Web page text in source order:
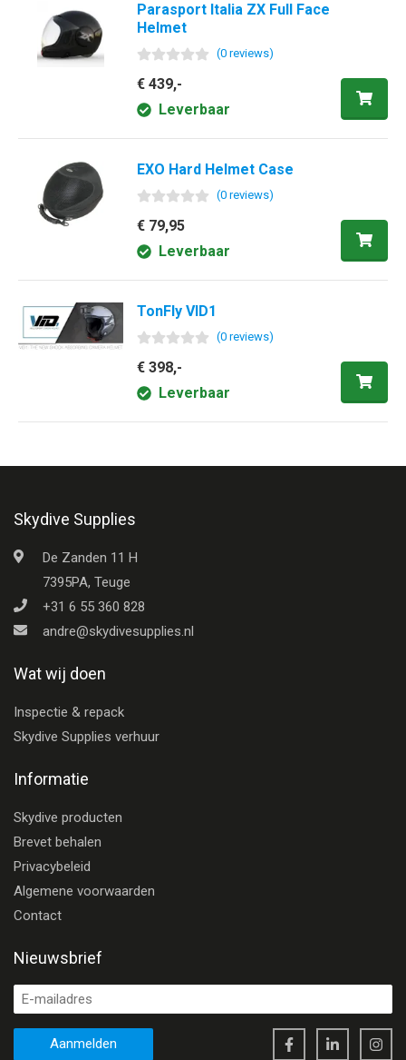
Parasport Italia ZX Full Face
Helmet
(0reviews)
€ 439,-
Leverbaar
EXO Hard Helmet Case
(0reviews)
€ 79,95
Leverbaar
TonFly VID1
(0reviews)
€ 398,-
Leverbaar
Skydive Supplies
De Zanden 11 H
7395PA, Teuge
+31 6 55 360 828
andre@skydivesupplies.nl
Wat wij doen
Inspectie & repack
Skydive Supplies verhuur
Informatie
Skydive producten
Brevet behalen
Privacybeleid
Algemene voorwaarden
Contact
Nieuwsbrief
Aanmelden